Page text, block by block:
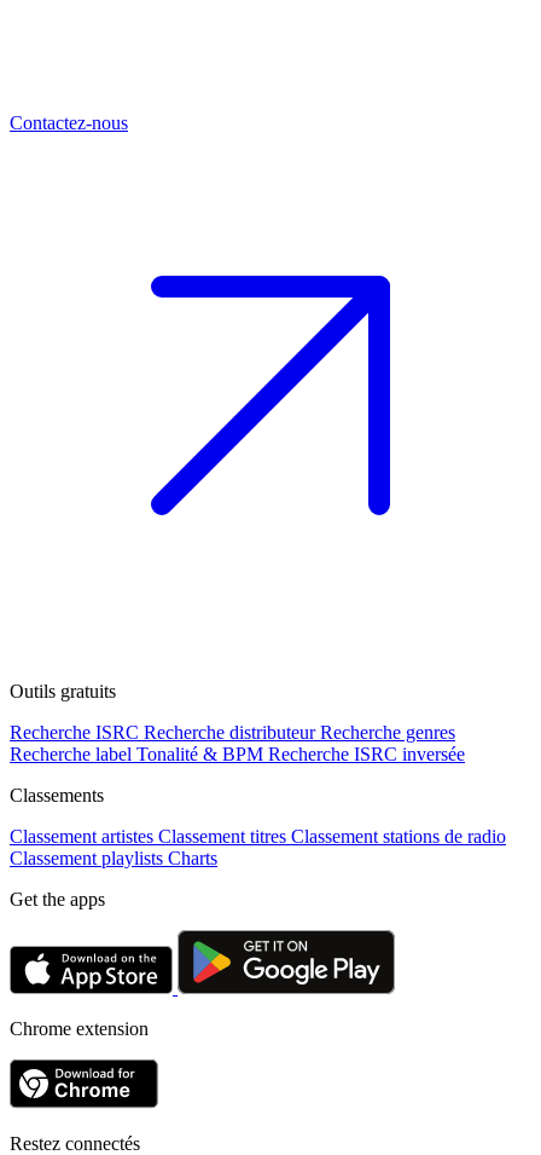
Contactez-nous
Outils gratuits
Recherche ISRC Recherche distributeur Recherche genres
Recherche label Tonalité & BPM Recherche ISRC inversée
Classements
Classement artistes Classement titres Classement stations de radio
Classement playlists Charts
Get the apps
Chrome extension
Restez connectés